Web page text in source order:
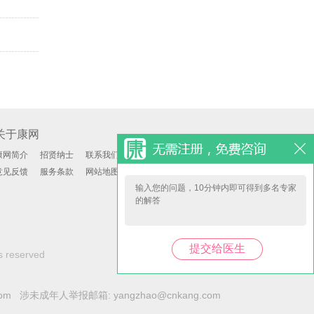
于康网
网简介 招贤纳士
联系我们
见反馈
服务条款 网站地图
reserved
涉未成年人举报邮箱: yangzhao@cnkang.com